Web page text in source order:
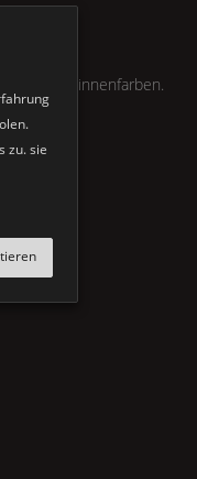
in 7 innenfarben.
zu. sie